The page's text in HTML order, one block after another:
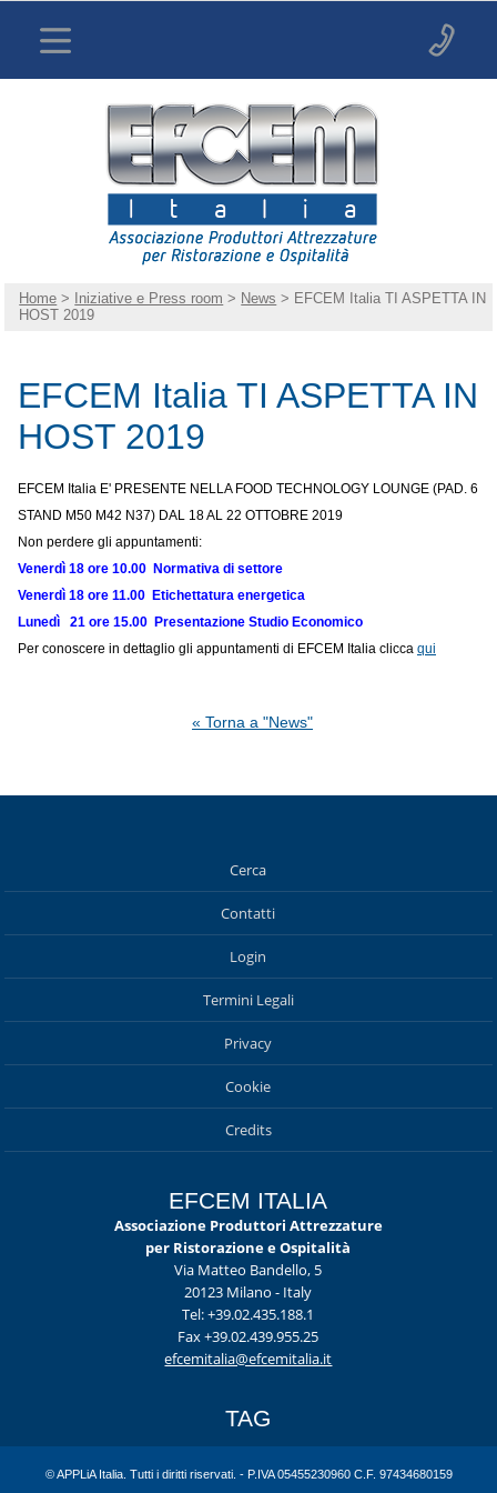
Home > Iniziative e Press room > News > EFCEM Italia TI ASPETTA IN
HOST 2019
EFCEM Italia TI ASPETTA IN
HOST 2019
EFCEM Italia E' PRESENTE NELLA FOOD TECHNOLOGY LOUNGE (PAD. 6
STAND M50 M42 N37) DAL 18 AL 22 OTTOBRE 2019
Non perdere gli appuntamenti:
Venerdì 18 ore 10.00 Normativa di settore
Venerdì 18 ore 11.00 Etichettatura energetica
Lunedì 21 ore 15.00 Presentazione Studio Economico
Per conoscere in dettaglio gli appuntamenti di EFCEM Italia clicca qui
« Torna a "News"
Cerca
Contatti
Login
Termini Legali
Privacy
Cookie
Credits
EFCEM ITALIA
Associazione Produttori Attrezzature
per Ristorazione e Ospitalità
Via Matteo Bandello, 5
20123 Milano - Italy
Tel: +39.02.435.188.1
Fax +39.02.439.955.25
efcemitalia@efcemitalia.it
TAG
© APPLiA Italia. Tutti i diritti riservati. - P.IVA 05455230960 C.F. 97434680159